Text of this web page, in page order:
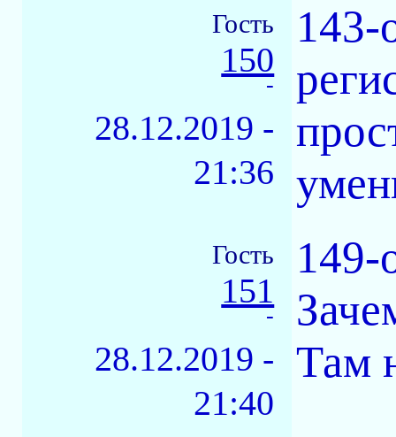
Гость
150
-
28.12.2019 -
21:36
143-
Гость
151
-
28.12.2019 -
21:40
149-
Там